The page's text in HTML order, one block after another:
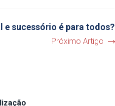
sucessório é para todos?
Próximo Artigo